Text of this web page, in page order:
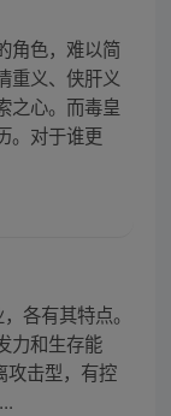
角色，难以简
重义、侠肝义
之心。而毒皇
。对于谁更
各有其特点。
力和生存能
攻击型，有控